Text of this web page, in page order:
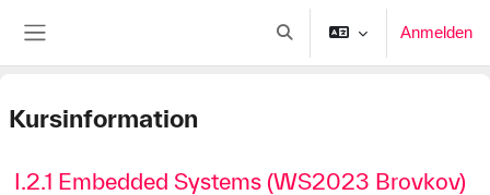
Sucheingabe umschalten
Anmelden
Kursinformation
I.2.1 Embedded Systems (WS2023 Brovkov)